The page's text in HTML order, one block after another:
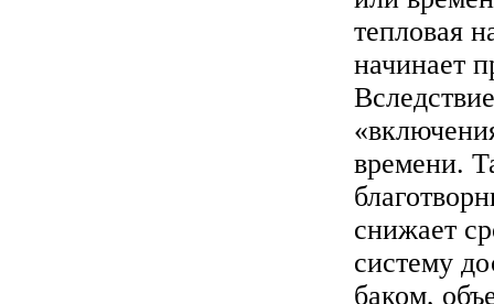
тепловая
начинает
времени.
снижает
систему
баком,